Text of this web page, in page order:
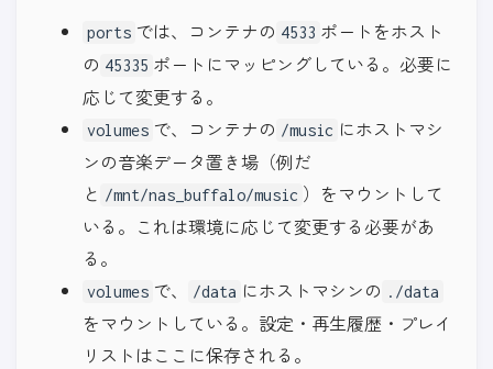
ports では、コンテナの 4533 ポートをホスト
の 45335 ポートにマッピングしている。必要に
応じて変更する。
volumes で、コンテナの /music にホストマシ
ンの音楽データ置き場（例だ
と /mnt/nas_buffalo/music ）をマウントして
いる。これは環境に応じて変更する必要があ
る。
volumes で、 /data にホストマシンの ./data
をマウントしている。設定・再生履歴・プレイ
リストはここに保存される。